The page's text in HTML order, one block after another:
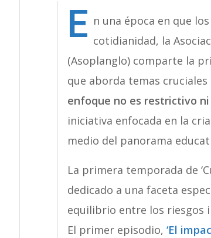
E n una época en que los
cotidianidad, la
(Asoplanglo) comparte la
que aborda temas
enfoque no es restrictivo
iniciativa enfocada en la
medio del panorama
La primera temporada de
dedicado a una faceta
equilibrio entre los riesgos
El primer episodio, ‘El